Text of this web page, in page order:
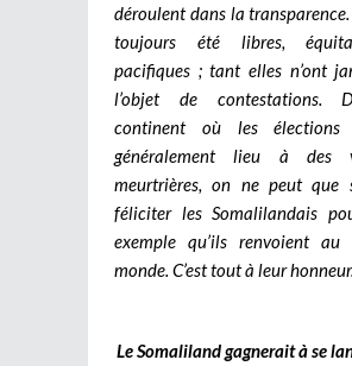
déroulent dans la
toujours été libres,
pacifiques ; tant elles n’ont
l’objet de contestations.
continent où les élections
généralement lieu à des
meurtrières, on ne peut que
féliciter les Somalilandais
exemple qu’ils renvoient au
monde. C’est tout à leur honneur.
Le Somaliland gagnerait à se